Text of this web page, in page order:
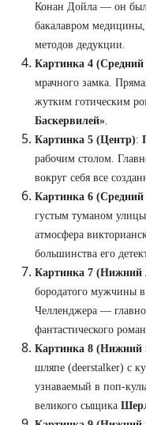
Конан Дойла — он
бакалавром
методов дедукции.
Картинка 4
мрачного замка.
жутким готическим
Баскервилей».
Картинка 5 (Центр):
рабочим столом.
вокруг себя все
Картинка 6
густым туманом
атмосфера
большинства его
Картинка 7 (Нижний
бородатого мужчины
Челленджера —
фантастического
Картинка 8 (Нижний
шляпе (deerstalker) с
узнаваемый в поп-
великого сыщика